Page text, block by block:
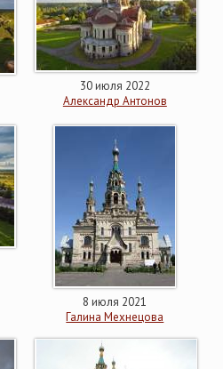
30 июля 2022
Александр Антонов
8 июля 2021
Галина Мехнецова